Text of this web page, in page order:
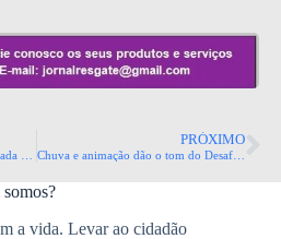
PRÓXIMO
Chuva e animação dão o tom do Desafio Raposo-RJ de Corridas
a vida. Levar ao cidadão